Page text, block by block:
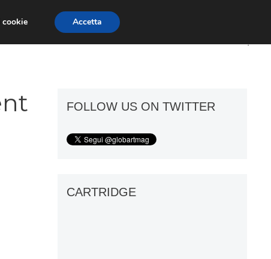
ART GOSSIP FIERE GALLERIE
FOLLOW US ON TWITTER
CARTRIDGE
cookie
Accetta